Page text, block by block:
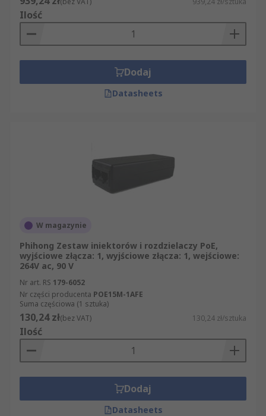
Ilość
Dodaj
Datasheets
W magazynie
Phihong Zestaw iniektorów i rozdzielaczy PoE,
wyjściowe złącza: 1, wyjściowe złącza: 1, wejściowe:
264V ac, 90 V
Nr art. RS 179-6052
Nr części producenta POE15M-1AFE
Suma częściowa (1 sztuka)
130,24 zł(bez VAT) 130,24 zł/sztuka
Ilość
Dodaj
Datasheets